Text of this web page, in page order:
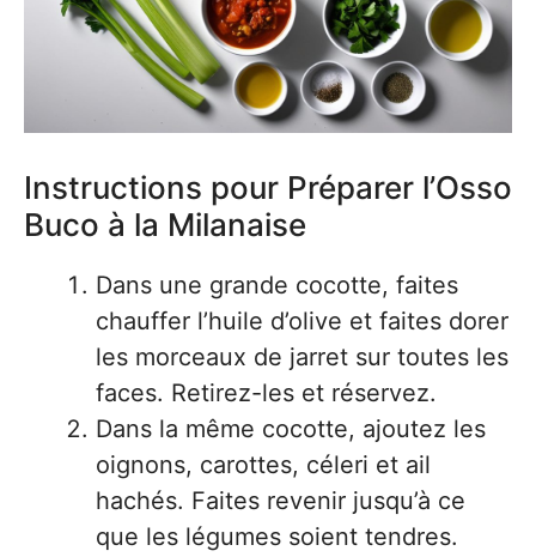
Instructions pour Préparer l’Osso
Buco à la Milanaise
Dans une grande cocotte, faites
chauffer l’huile d’olive et faites dorer
les morceaux de jarret sur toutes les
faces. Retirez-les et réservez.
Dans la même cocotte, ajoutez les
oignons, carottes, céleri et ail
hachés. Faites revenir jusqu’à ce
que les légumes soient tendres.